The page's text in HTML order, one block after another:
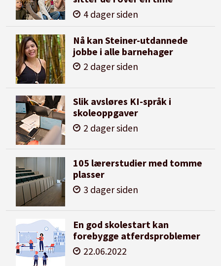
4 dager siden
Nå kan Steiner-utdannede
jobbe i alle barnehager
2 dager siden
Slik avsløres KI-språk i
skoleoppgaver
2 dager siden
105 lærerstudier med tomme
plasser
3 dager siden
En god skolestart kan
forebygge atferdsproblemer
22.06.2022